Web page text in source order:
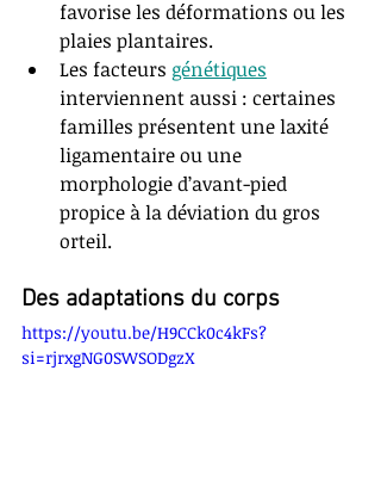
favorise les déformations ou les
plaies plantaires.
Les facteurs génétiques
interviennent aussi : certaines
familles présentent une laxité
ligamentaire ou une
morphologie d’avant-pied
propice à la déviation du gros
orteil.
Des adaptations du corps
https://youtu.be/H9CCk0c4kFs?
si=rjrxgNG0SWSODgzX